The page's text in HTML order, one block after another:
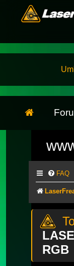
FAQ
RGB